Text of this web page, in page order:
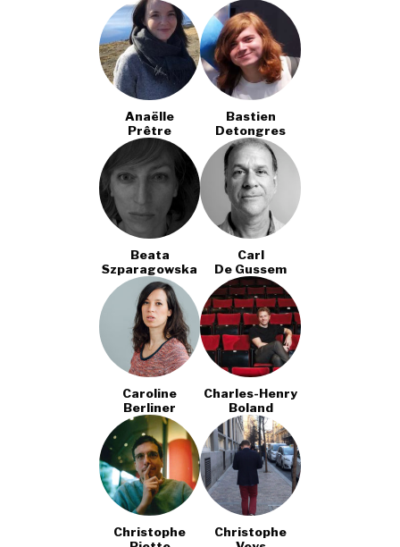
Anaëlle
Prêtre
Bastien
Detongres
Beata
Szparagowska
Carl
De Gussem
Caroline
Berliner
Charles-Henry
Boland
Christophe
Christophe